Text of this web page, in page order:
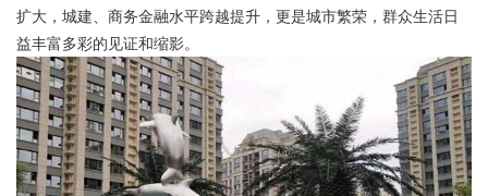
扩大，城建、商务金融水平跨越提升，更是城市繁荣，群众生活日
益丰富多彩的见证和缩影。